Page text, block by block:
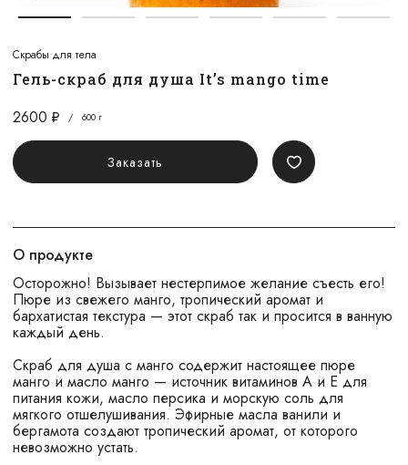
Скрабы для тела
Гель-скраб для душа It’s mango time
2600 / 600 г
Заказать
О продукте
Осторожно! Вызывает нестерпимое желание съесть его!
Пюре из свежего манго, тропический аромат и
бархатистая текстура — этот скраб так и просится в ванную
каждый день.
Скраб для душа с манго содержит настоящее пюре
манго и масло манго — источник витаминов A и E для
питания кожи, масло персика и морскую соль для
мягкого отшелушивания. Эфирные масла ванили и
бергамота создают тропический аромат, от которого
невозможно устать.